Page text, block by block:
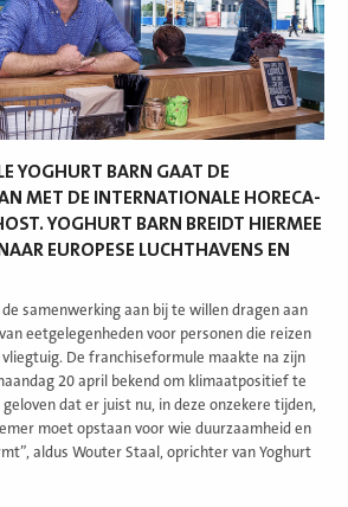
YOGHURT BARN GAAT DE
MET DE INTERNATIONALE HORECA-
YOGHURT BARN BREIDT HIERMEE
EUROPESE LUCHTHAVENS EN
samenwerking aan bij te willen dragen aan
eetgelegenheden voor personen die reizen
De franchiseformule maakte na zijn
20 april bekend om klimaatpositief te
geloven dat er juist nu, in deze onzekere tijden,
moet opstaan voor wie duurzaamheid en
aldus Wouter Staal, oprichter van Yoghurt